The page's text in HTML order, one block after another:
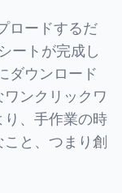
ロードするだ
ートが完成し
ダウンロード
ンクリックワ
、手作業の時
と、つまり創